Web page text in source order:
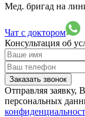
Мед. бригад на
Чат с доктором
Консультация об
Заказать звонок
Отправляя заявку,
персональных